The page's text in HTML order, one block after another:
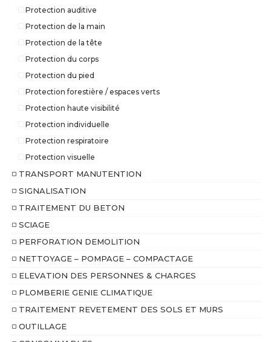
Protection auditive
Protection de la main
Protection de la tête
Protection du corps
Protection du pied
Protection forestière / espaces verts
Protection haute visibilité
Protection individuelle
Protection respiratoire
Protection visuelle
TRANSPORT MANUTENTION
SIGNALISATION
TRAITEMENT DU BETON
SCIAGE
PERFORATION DEMOLITION
NETTOYAGE – POMPAGE – COMPACTAGE
ELEVATION DES PERSONNES & CHARGES
PLOMBERIE GENIE CLIMATIQUE
TRAITEMENT REVETEMENT DES SOLS ET MURS
OUTILLAGE